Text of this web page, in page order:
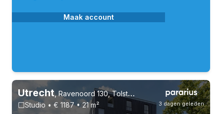
Maak account
3 dagen geleden
Utrecht,Ravenoord 130, Tolsteeg en Rotsoord
Studio • € 1187 • 21 m²